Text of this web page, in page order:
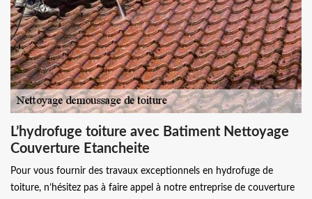
L’hydrofuge toiture avec Batiment Nettoyage
Couverture Etancheite
Pour vous fournir des travaux exceptionnels en hydrofuge de
toiture, n’hésitez pas à faire appel à notre entreprise de couverture